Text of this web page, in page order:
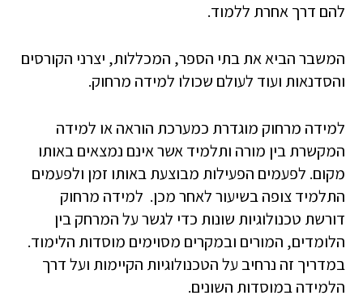
להם דרך אחרת ללמוד.
המשבר הביא את בתי הספר, המכללות, יצרני הקורסים
והסדנאות ועוד לעולם שכולו למידה מרחוק.
למידה מרחוק מוגדרת כמערכת הוראה או למידה
המקשרת בין מורה ותלמיד אשר אינם נמצאים באותו
מקום. לפעמים הפעילות מבוצעת באותו זמן ולפעמים
התלמיד צופה בשיעור לאחר מכן. למידה מרחוק
דורשת טכנולוגיות שונות כדי לגשר על המרחק בין
הלומדים, המורים ובמקרים מסוימים מוסדות הלימוד.
במדריך זה נרחיב על הטכנולוגיות הקיימות ועל דרך
הלמידה במוסדות השונים.